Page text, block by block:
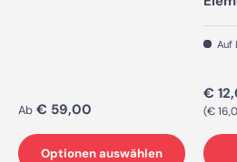
Normaler Preis
Ab € 59,00
Optionen auswählen
Auf
€
€